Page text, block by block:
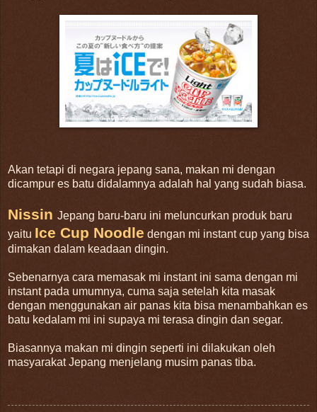
Akan tetapi di negara jepang sana, makan mi dengan
dicampur es batu didalamnya adalah hal yang sudah biasa.
Nissin Jepang baru-baru ini meluncurkan produk baru
yaitu Ice Cup Noodle dengan mi instant cup yang bisa
dimakan dalam keadaan dingin.
Sebenarnya cara memasak mi instant ini sama dengan mi
instant pada umumnya, cuma saja setelah kita masak
dengan menggunakan air panas kita bisa menambahkan es
batu kedalam mi ini supaya mi terasa dingin dan segar.
Biasannya makan mi dingin seperti ini dilakukan oleh
masyarakat Jepang menjelang musim panas tiba.